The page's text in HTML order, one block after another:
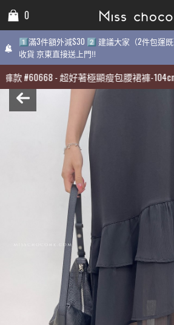
0
1️⃣滿3件額外減$30 2️⃣ 建議大家（2件包運
收貨 京東直接送上門‼️
款#60668-超好著極顯瘦包腰裙褲-104cm
0
1️⃣滿3件額外減$30 2️⃣ 建議大家（2件包運
收貨 京東直接送上門‼️
款#60668-超好著極顯瘦包腰裙褲-104cm
1️⃣滿3件額外減$30 2️⃣ 建議大家（2件包
熱賣: 褲款# 60668-超好著極顯瘦包腰裙